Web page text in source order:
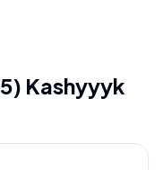
Kashyyyk